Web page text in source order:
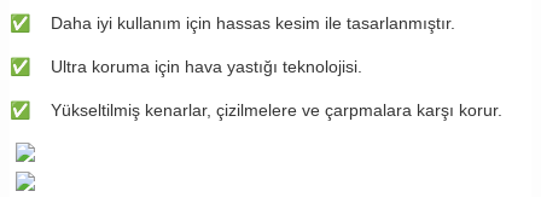
✅ Daha iyi kullanım için hassas kesim ile tasarlanmıştır.
✅ Ultra koruma için hava yastığı teknolojisi.
✅ Yükseltilmiş kenarlar, çizilmelere ve çarpmalara karşı korur.